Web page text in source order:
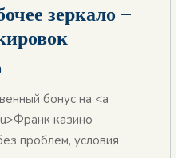
зеркало —
бонус на <a
казино
проблем, условия